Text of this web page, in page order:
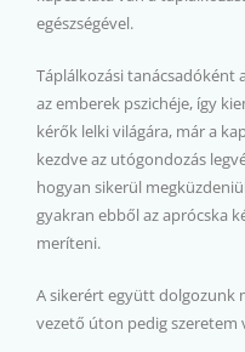
egészségével.
Táplálkozási tanácsadóként
az emberek pszichéje, így
kérők lelki világára, már a
kezdve az utógondozás
hogyan sikerül
gyakran ebből az aprócska
meríteni.
A sikerért együtt dolgozunk
vezető úton pedig szeretem